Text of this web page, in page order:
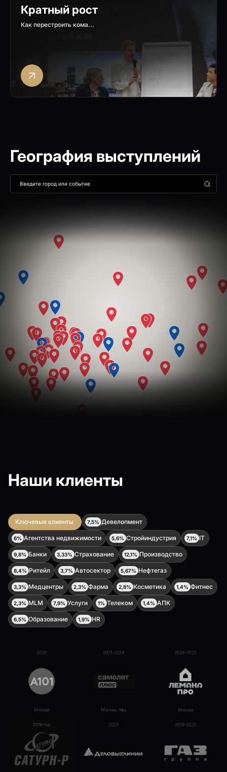
Кратный рост
Как перестроить кома...
География выступлений
Наши клиенты
Ключевые клиенты 7,5% Девелопмент
6% Агентства недвижимости 5,6% Стройиндустрия 7,1% IT
9,8% Банки 3,33% Страхование 12,1% Производство
8,4% Ритейл 3,7% Автосектор 5,67% Нефтегаз
3,3% Медцентры 2,3% Фарма 2,8% Косметика 1,4% Фитнес
2,3% MLM 7,9% Услуги 1% Телеком 1,4% АПК
6,5% Образование 1,9% HR